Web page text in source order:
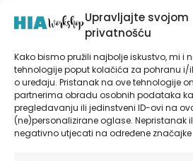
Upravljajte svojom
privatnošću
Kako bismo pružili najbolje iskustvo, mi i
tehnologije poput kolačića za pohranu
o uređaju. Pristanak na ove tehnologije
partnerima obradu osobnih podataka
pregledavanju ili jedinstveni ID-ovi na
(ne)personalizirane oglase. Nepristanak
negativno utjecati na određene značajke
Složi svoje ime i ponosi s njime –
ukras za zid dječje sobe, idealan
Broj slova u imenu
7 10 3